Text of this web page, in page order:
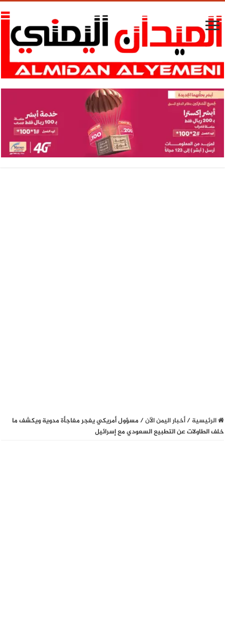
الرئيسية / أخبار اليمن الآن / مسؤول أمريكي يفجر مفاجأة مدوية ويكشف ما
خلف الطاولات عن التطبيع السعودي مع إسرائيل